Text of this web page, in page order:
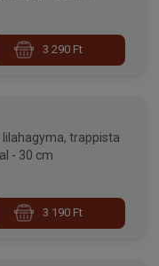
3 290 Ft
sajt kebab alappal - 30 cm
3 190 Ft